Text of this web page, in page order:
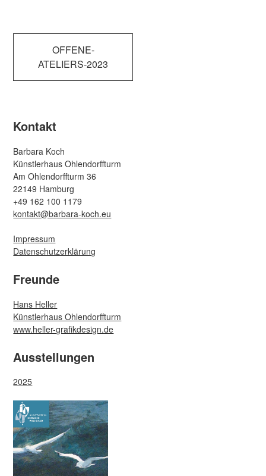
Beitragsnavigation
OFFENE-
ATELIERS-2023
Kontakt
Barbara Koch
Künstlerhaus Ohlendorffturm
Am Ohlendorffturm 36
22149 Hamburg
+49 162 100 1179
kontakt@barbara-koch.eu
Impressum
Datenschutzerklärung
Freunde
Hans Heller
Künstlerhaus Ohlendorffturm
www.heller-grafikdesign.de
Ausstellungen
2025